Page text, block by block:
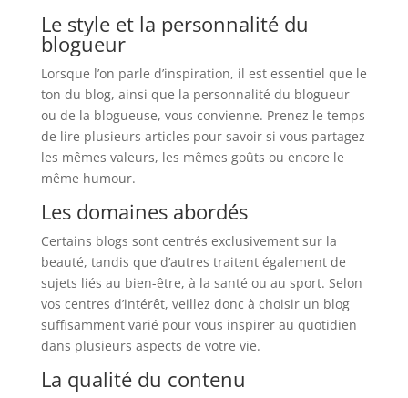
Le style et la personnalité du
blogueur
Lorsque l’on parle d’inspiration, il est essentiel que le
ton du blog, ainsi que la personnalité du blogueur
ou de la blogueuse, vous convienne. Prenez le temps
de lire plusieurs articles pour savoir si vous partagez
les mêmes valeurs, les mêmes goûts ou encore le
même humour.
Les domaines abordés
Certains blogs sont centrés exclusivement sur la
beauté, tandis que d’autres traitent également de
sujets liés au bien-être, à la santé ou au sport. Selon
vos centres d’intérêt, veillez donc à choisir un blog
suffisamment varié pour vous inspirer au quotidien
dans plusieurs aspects de votre vie.
La qualité du contenu